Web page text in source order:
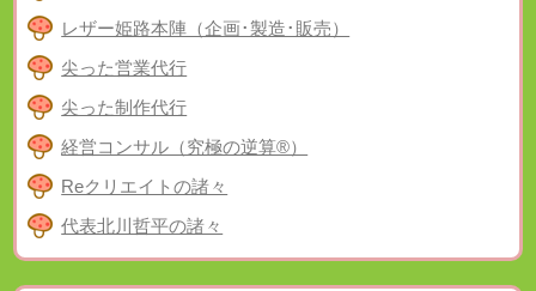
レザー姫路本陣（企画･製造･販売）
尖った営業代行
尖った制作代行
経営コンサル（究極の逆算®）
Reクリエイトの諸々
代表北川哲平の諸々